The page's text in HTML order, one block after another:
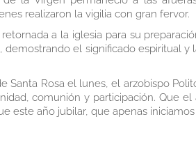
realizaron la vigilia con gran fervor.
a la iglesia para su
el significado espiritual
Santa Rosa el lunes, el arzobispo
comunión y participación. Que
este año jubilar, que apenas